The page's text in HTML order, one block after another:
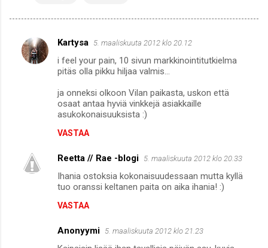
K
i
Kartysa 5. maaliskuuta 2012 klo 20.12
i feel your pain, 10 sivun markkinointitutkielma
pitäs olla pikku hiljaa valmis...
ja onneksi olkoon Vilan paikasta, uskon että
osaat antaa hyviä vinkkejä asiakkaille
asukokonaisuuksista :)
VASTAA
Reetta // Rae -blogi 5. maaliskuuta 2012 klo 20.33
Ihania ostoksia kokonaisuudessaan mutta kyllä
tuo oranssi keltanen paita on aika ihania! :)
VASTAA
Anonyymi 5. maaliskuuta 2012 klo 21.23